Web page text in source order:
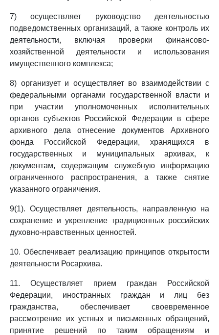
7) осуществляет руководство деятельностью
подведомственных организаций, а также контроль их
деятельности, включая проверки финансово-
хозяйственной деятельности и использования
имущественного комплекса;
8) организует и осуществляет во взаимодействии с
федеральными органами государственной власти и
при участии уполномоченных исполнительных
органов субъектов Российской Федерации в сфере
архивного дела отнесение документов Архивного
фонда Российской Федерации, хранящихся в
государственных и муниципальных архивах, к
документам, содержащим служебную информацию
ограниченного распространения, а также снятие
указанного ограничения.
9(1). Осуществляет деятельность, направленную на
сохранение и укрепление традиционных российских
духовно-нравственных ценностей.
10. Обеспечивает реализацию принципов открытости
деятельности Росархива.
11. Осуществляет прием граждан Российской
Федерации, иностранных граждан и лиц без
гражданства, обеспечивает своевременное
рассмотрение их устных и письменных обращений,
принятие решений по таким обращениям и